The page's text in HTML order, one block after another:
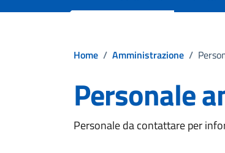
Home / Amministrazione /
Personale
Personale da contattare per